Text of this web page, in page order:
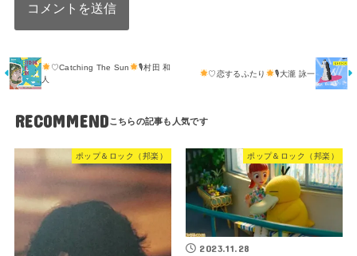
♡Catching The Sun
🎙村田 和
人
♡恋するふたり 🎙大瀧 詠一
RECOMMEND
ポップ＆ロック（邦楽） ポップ＆ロック（邦楽）
2023.11.28